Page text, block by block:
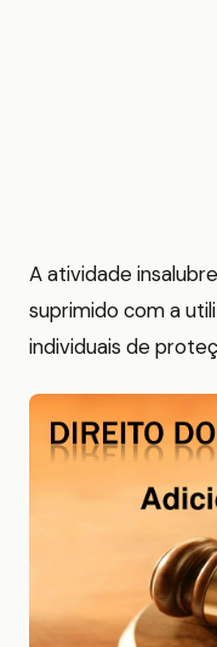
A atividade
suprimido com a
individuais de